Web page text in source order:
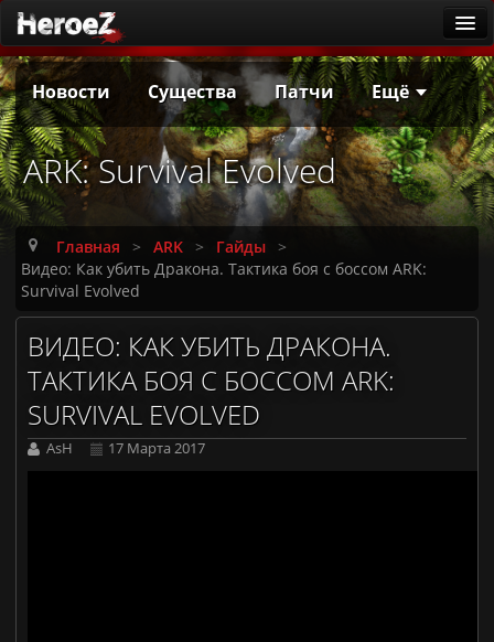
ARK
Новости
Существа
Патчи
Гайды
Калькулятор приручения
Заметки первопроходцев
Она ждёт
Игровые серверы
ARK: Survival Ascended [PvE]
Новости Существа Патчи Ещё
ARK: Survival Evolved
Главная > ARK > Гайды >
Видео: Как убить Дракона. Тактика боя с боссом ARK:
Survival Evolved
ВИДЕО: КАК УБИТЬ ДРАКОНА.
ТАКТИКА БОЯ С БОССОМ ARK:
SURVIVAL EVOLVED
AsH 17 Марта 2017